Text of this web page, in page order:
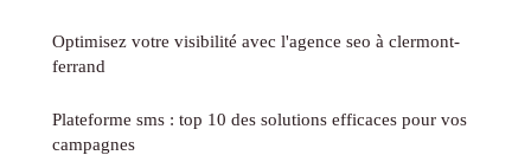
Optimisez votre visibilité avec l'agence seo à clermont-
ferrand
Plateforme sms : top 10 des solutions efficaces pour vos
campagnes